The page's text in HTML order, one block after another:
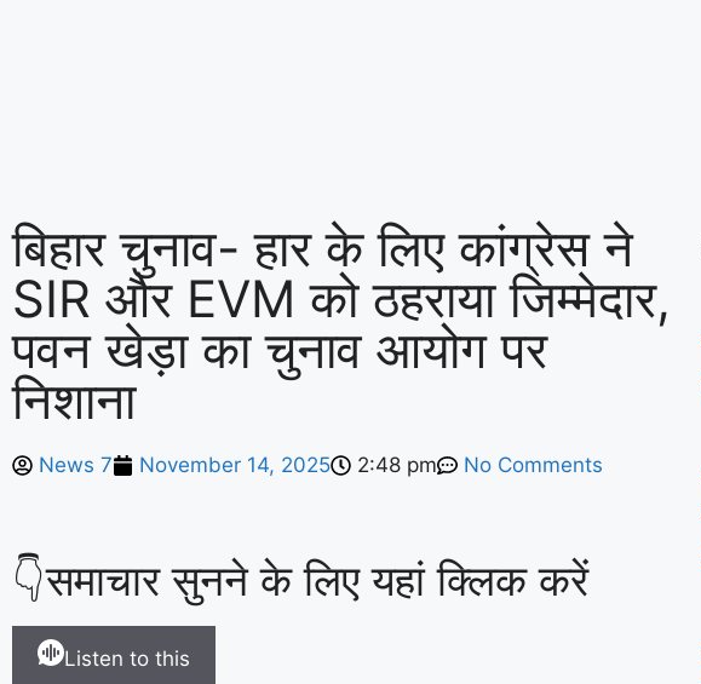
बिहार चुनाव- हार के लिए कांग्रेस ने
SIR और EVM को ठहराया जिम्मेदार,
पवन खेड़ा का चुनाव आयोग पर
निशाना
News 7 November 14, 2025 2:48 pm No Comments
👇समाचार सुनने के लिए यहां क्लिक करें
Listen to this